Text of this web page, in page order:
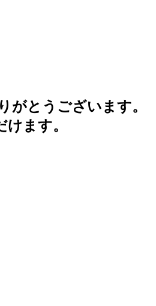
がとうございます。
ます。